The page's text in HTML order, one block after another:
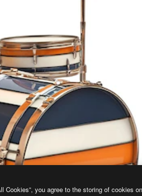
成ツールを使うと、あなた独自の画像を作成でき
Cookies”, you agree to the storing of cookies